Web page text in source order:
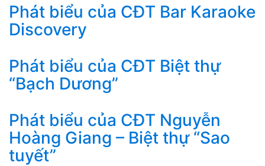
Phát biểu của CĐT Bar Karaoke
Discovery
Phát biểu của CĐT Biệt thự
“Bạch Dương”
Phát biểu của CĐT Nguyễn
Hoàng Giang – Biệt thự “Sao
tuyết”